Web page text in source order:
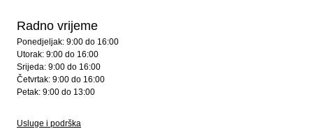
Radno vrijeme
Ponedjeljak: 9:00 do 16:00
Utorak: 9:00 do 16:00
Srijeda: 9:00 do 16:00
Četvrtak: 9:00 do 16:00
Petak: 9:00 do 13:00
Usluge i podrška